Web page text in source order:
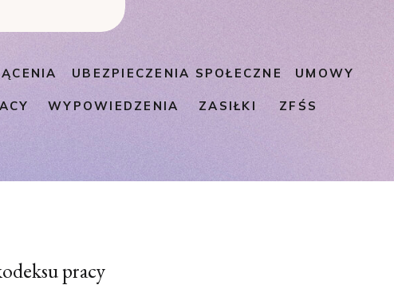
UMOWY
UBEZPIECZENIA SPOŁECZNE
WYPOWIEDZENIA ZASIŁKI ZFŚS
pracy